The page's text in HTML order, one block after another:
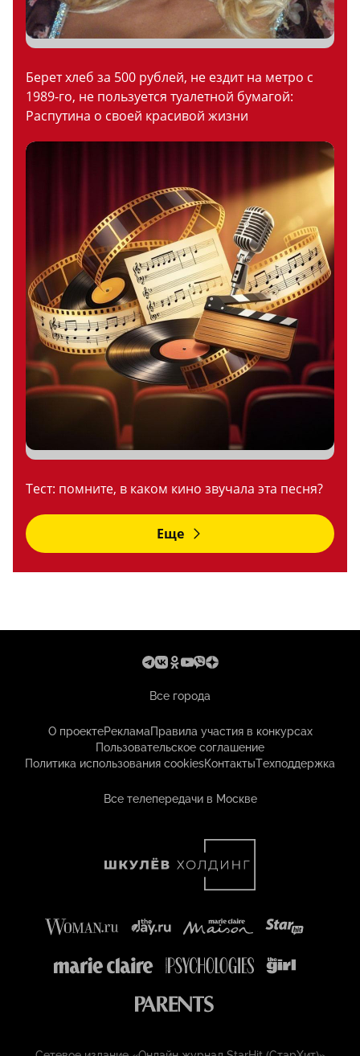
Берет хлеб за 500 рублей, не ездит на метро с
1989-го, не пользуется туалетной бумагой:
Распутина о своей красивой жизни
Тест: помните, в каком кино звучала эта песня?
Еще
Все города
О проектеРекламаПравила участия в конкурсах
Пользовательское соглашение
Политика использования cookiesКонтактыТехподдержка
Все телепередачи в Москве